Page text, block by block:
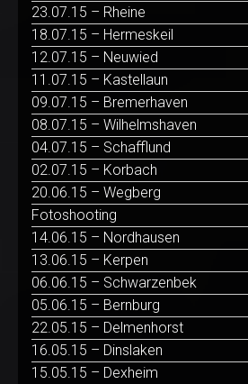
23.07.15 – Rheine
18.07.15 – Hermeskeil
12.07.15 – Neuwied
11.07.15 – Kastellaun
09.07.15 – Bremerhaven
08.07.15 – Wilhelmshaven
04.07.15 – Schafflund
02.07.15 – Korbach
20.06.15 – Wegberg
Fotoshooting
14.06.15 – Nordhausen
13.06.15 – Kerpen
06.06.15 – Schwarzenbek
05.06.15 – Bernburg
22.05.15 – Delmenhorst
16.05.15 – Dinslaken
15.05.15 – Dexheim